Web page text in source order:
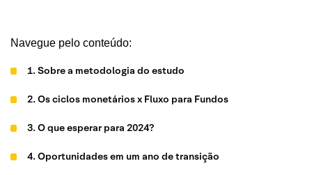
Navegue pelo conteúdo:
1. Sobre a metodologia do estudo
2. Os ciclos monetários x Fluxo para Fundos
3. O que esperar para 2024?
4. Oportunidades em um ano de transição